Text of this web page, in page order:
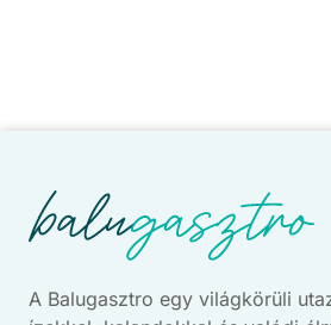
A Balugasztro egy világkörüli